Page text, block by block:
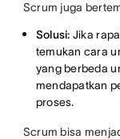
Scrum juga
Solusi: Jika
temukan cara
yang berbeda
mendapatkan
proses.
Scrum bisa